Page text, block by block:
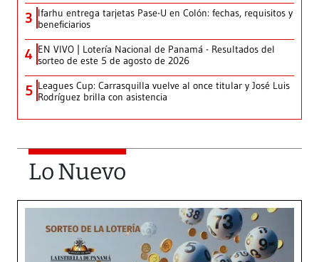
3 Ifarhu entrega tarjetas Pase-U en Colón: fechas, requisitos y
beneficiarios
4 EN VIVO | Lotería Nacional de Panamá - Resultados del
sorteo de este 5 de agosto de 2026
5 Leagues Cup: Carrasquilla vuelve al once titular y José Luis
Rodríguez brilla con asistencia
Lo Nuevo